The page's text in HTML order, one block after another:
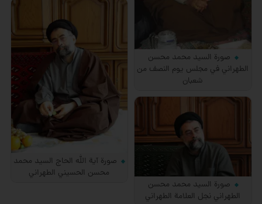
صورة السيد محمد محسن
الطهراني في مجلس يوم النصف من
شعبان
صورة آية الله الحاج السيد محمد
محسن الحسيني الطهراني
صورة السيد محمد محسن
الطهراني نجل العلامة الطهراني